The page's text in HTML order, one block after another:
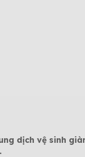
dịch vệ sinh